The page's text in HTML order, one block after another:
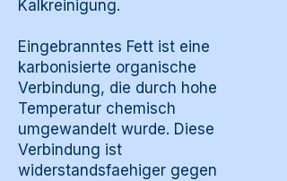
Kalkreinigung.
Eingebranntes Fett ist eine
karbonisierte organische
Verbindung, die durch hohe
Temperatur chemisch
umgewandelt wurde. Diese
Verbindung ist
widerstandsfaehiger gegen